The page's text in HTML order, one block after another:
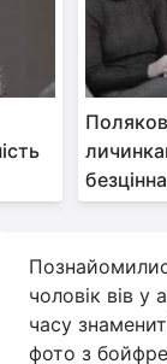
чоловік вів у
часу
фото з